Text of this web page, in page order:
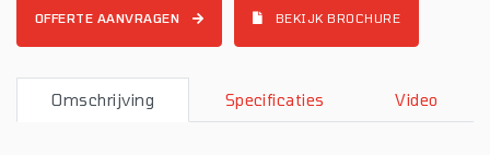
OFFERTE AANVRAGEN BEKIJK BROCHURE
Omschrijving Specificaties Video